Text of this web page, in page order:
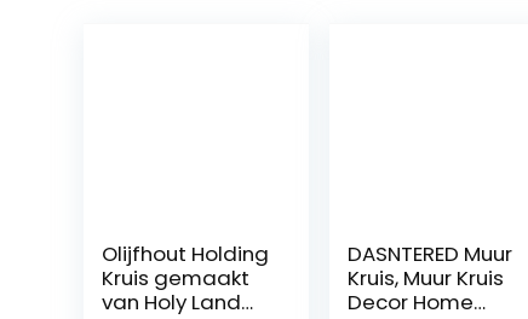
Olijfhout Holding
Kruis gemaakt
van Holy Land
DASNTERED Muur
Kruis, Muur Kruis
Decor Home